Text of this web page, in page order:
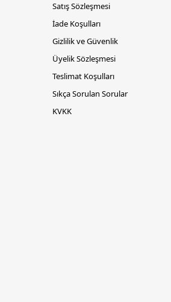
Satış Sözleşmesi
İade Koşulları
Gizlilik ve Güvenlik
Üyelik Sözleşmesi
Teslimat Koşulları
Sıkça Sorulan Sorular
KVKK